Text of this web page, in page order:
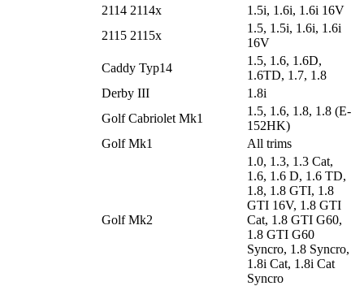
2114 2114x
1.5i, 1.6i, 1.6i 16V
2115 2115x
1.5, 1.5i, 1.6i, 1.6i
16V
Caddy Typ14
1.5, 1.6, 1.6D,
1.6TD, 1.7, 1.8
Derby III
1.8i
Golf Cabriolet Mk1
1.5, 1.6, 1.8, 1.8 (E-
152HK)
Golf Mk1
All trims
Golf Mk2
1.0, 1.3, 1.3 Cat,
1.6, 1.6 D, 1.6 TD,
1.8, 1.8 GTI, 1.8
GTI 16V, 1.8 GTI
Cat, 1.8 GTI G60,
1.8 GTI G60
Syncro, 1.8 Syncro,
1.8i Cat, 1.8i Cat
Syncro